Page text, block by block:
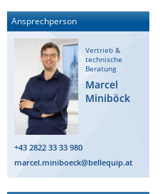
Unwired Networks
Vision
WATTECO
Westermo
Yuasa
ZPE Systems
News zu unseren Herstellern
Ansprechperson
Vertrieb &
technische
Beratung
Marcel
Miniböck
+43 2822 33 33 980
marcel.miniboeck@bellequip.at